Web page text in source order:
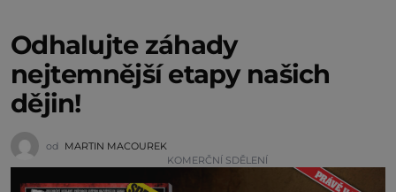
Odhalujte záhady
nejtemnější etapy našich
dějin!
od MARTIN MACOUREK
KOMERČNÍ SDĚLENÍ